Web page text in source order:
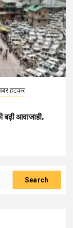
हटकर
बढ़ी आवाजाही,